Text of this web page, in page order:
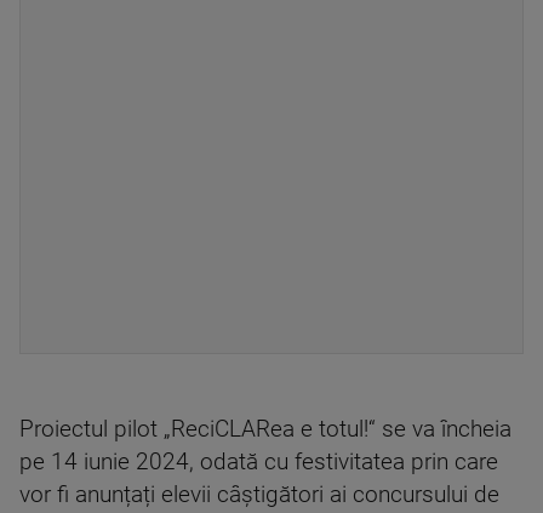
Proiectul pilot „ReciCLARea e totul!“ se va încheia
pe 14 iunie 2024, odată cu festivitatea prin care
vor fi anunțați elevii câștigători ai concursului de